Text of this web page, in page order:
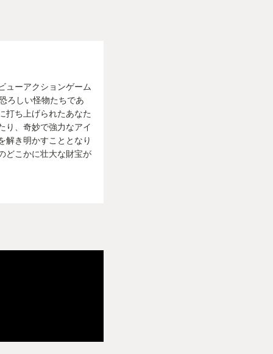
ューアクションゲーム
ろしい怪物たちであ
打ち上げられたあなた
り、奇妙で強力なアイ
解き明かすこととなり
どこかに壮大な財宝が